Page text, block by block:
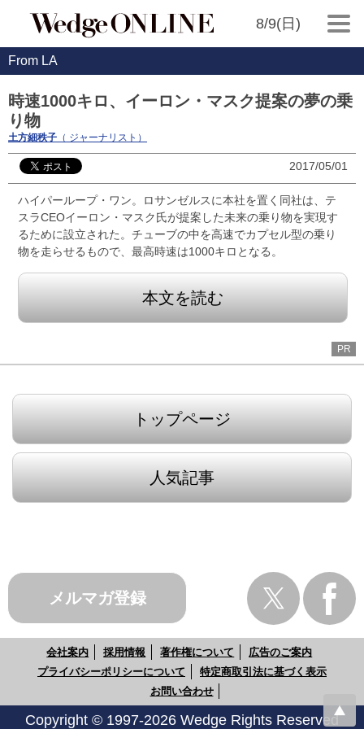
8/9(日)
From LA
時速1000キロ、イーロン・マスク提案の夢の乗
り物
土方細秩子 （ ジャーナリスト）
2017/05/01
ハイパーループ・ワン。ロサンゼルスに本社を置く同社は、テ
スラCEOイーロン・マスク氏が提案した未来の乗り物を実現す
るために設立された。チューブの中を高速でカプセル型の乗り
物を走らせるもので、最高時速は1000キロとなる。
本文を読む
PR
トップページ
人気記事
メルマガ登録
会社案内 採用情報 著作権について
広告のご案内
プライバシーポリシーについて
特定商取引法に基づく表示
お問い合わせ
Copyright © 1997-2026 Wedge Rights Reserved